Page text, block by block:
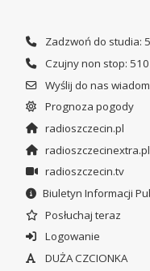
Zadzwoń do studia:
Czujny non stop:
Wyślij do nas
Prognoza pogody
radioszczecin.pl
radioszczecinextra.pl
radioszczecin.tv
Biuletyn Informacji
Posłuchaj teraz
Logowanie
DUŻA CZCIONKA